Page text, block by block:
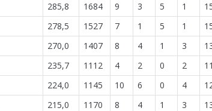
285,8 1684 9 3 5 1
278,5 1527 7 1 5 1
270,0 1407 8 4 1 3
235,7 1112 4 2 0 2
224,0 1145 10 6 0 4
215,0 1170 8 4 1 3